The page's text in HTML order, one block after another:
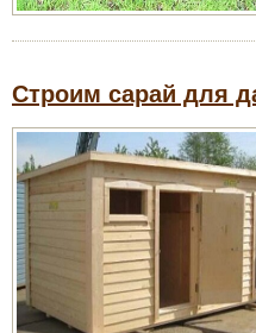
Строим сарай для